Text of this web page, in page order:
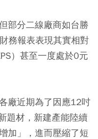
部分二線廠商如台勝
務報表表現其實相對
）甚至一度處於0元
廠近期為了因應12吋
題材，新建產能陸續
加」，進而壓縮了短